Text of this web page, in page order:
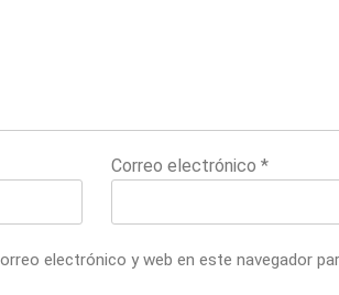
Correo electrónico*
electrónico y web en este navegador